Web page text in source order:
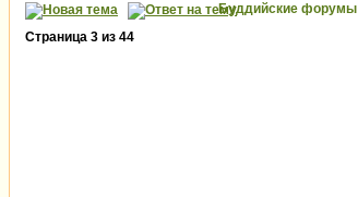
Буддийские форумы
Страница 3 из 44